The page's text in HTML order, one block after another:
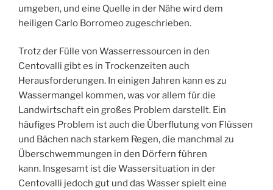
umgeben, und eine Quelle in der Nähe wird dem
heiligen Carlo Borromeo zugeschrieben.
Trotz der Fülle von Wasserressourcen in den
Centovalli gibt es in Trockenzeiten auch
Herausforderungen. In einigen Jahren kann es zu
Wassermangel kommen, was vor allem für die
Landwirtschaft ein großes Problem darstellt. Ein
häufiges Problem ist auch die Überflutung von Flüssen
und Bächen nach starkem Regen, die manchmal zu
Überschwemmungen in den Dörfern führen
kann. Insgesamt ist die Wassersituation in der
Centovalli jedoch gut und das Wasser spielt eine